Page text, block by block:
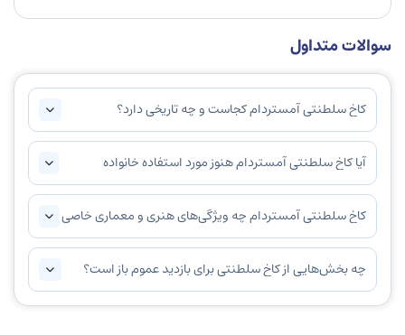
سوالات متداول
کاخ سلطنتی آمستردام کجاست و چه تاریخی دارد؟
آیا کاخ سلطنتی آمستردام هنوز مورد استفاده خانواده
سلطنتی است؟
کاخ سلطنتی آمستردام چه ویژگی‌های هنری و معماری خاصی
دارد؟
چه بخش‌هایی از کاخ سلطنتی برای بازدید عموم باز است؟